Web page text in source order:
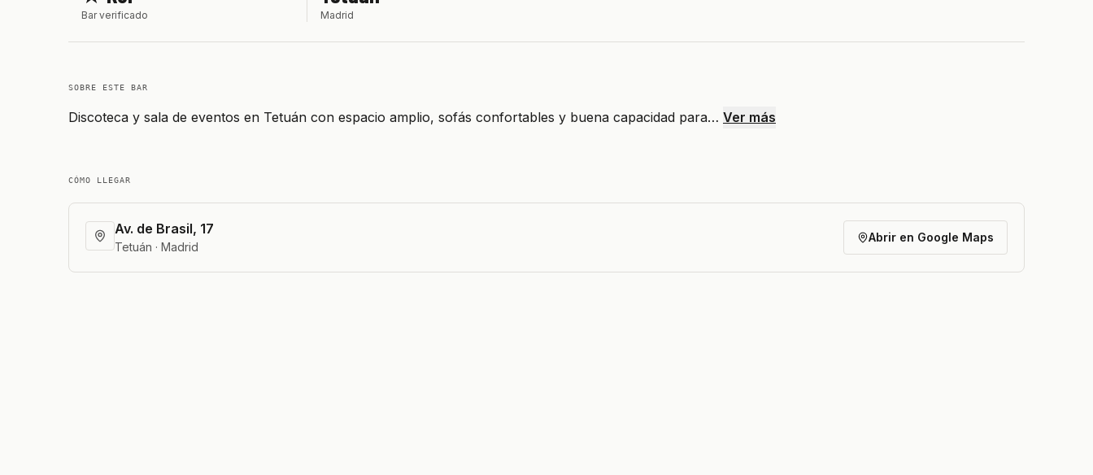
Bar verificado Madrid
SOBRE ESTE BAR
Discoteca y sala de eventos en Tetuán con espacio amplio, sofás confortables y buena capacidad para… Ver más
CÓMO LLEGAR
Av. de Brasil, 17
Tetuán · Madrid
Abrir en Google Maps